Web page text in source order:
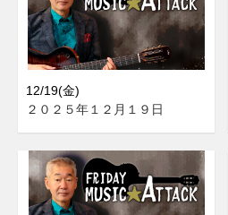
12/19(金)
２０２５年１２月１９日